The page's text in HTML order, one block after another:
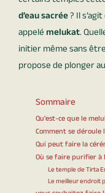
d’eau sacrée? Il s’agit
appelémelukat.
initier même sans
propose de plonger
Sommaire
Qu'est-ce que le
Comment se
Qui peut faire la
Où se faire purifier à
Le temple de Tirta
Le meilleur endroit